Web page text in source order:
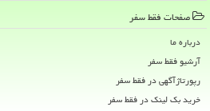
صفحات فقط سفر
درباره ما
آرشیو فقط سفر
رپورتاژآگهی در فقط سفر
خرید بک لینک در فقط سفر